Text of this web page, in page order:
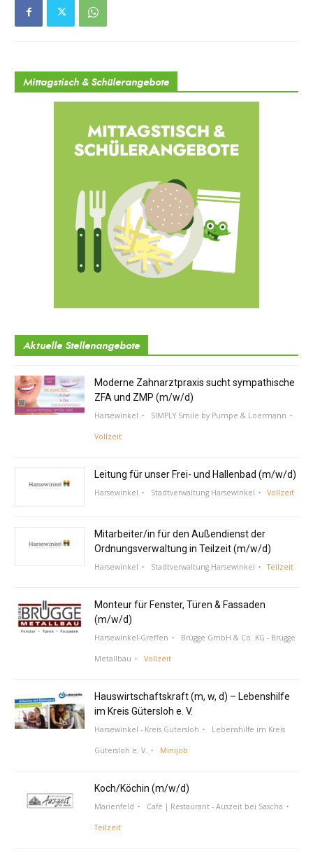
Mittagstisch & Schülerangebote
Aktuelle Stellenangebote
Moderne Zahnarztpraxis sucht sympathische
ZFA und ZMP (m/w/d)
Harsewinkel SIMPLY Smile by Pumpe & Loermann
Vollzeit
Leitung für unser Frei- und Hallenbad (m/w/d)
Harsewinkel Stadtverwaltung Harsewinkel Vollzeit
Mitarbeiter/in für den Außendienst der
Ordnungsverwaltung in Teilzeit (m/w/d)
Harsewinkel Stadtverwaltung Harsewinkel Teilzeit
Monteur für Fenster, Türen & Fassaden
(m/w/d)
Harsewinkel-Greffen Brügge GmbH & Co. KG - Brügge
Metallbau Vollzeit
Hauswirtschaftskraft (m, w, d) – Lebenshilfe
im Kreis Gütersloh e. V.
Harsewinkel - Kreis Gütersloh Lebenshilfe im Kreis
Gütersloh e. V. Minijob
Koch/Köchin (m/w/d)
Marienfeld Café | Restaurant - Auszeit bei Sascha
Teilzeit